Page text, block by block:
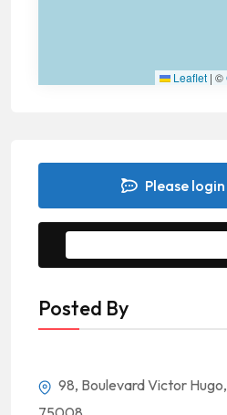
Leaflet | ©
Please
Posted By
98, Boulevard Victor